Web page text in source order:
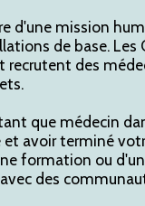
d'une mission
de base. Les
des
que médecin
avoir terminé
formation ou
des